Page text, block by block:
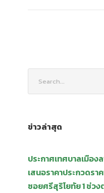
ข่าวล่าสุด
ประกาศเทศบาลเมือง
เสนอราคาประกวดรา
ซอยศรีสุริโยทัย 1 ช่วง